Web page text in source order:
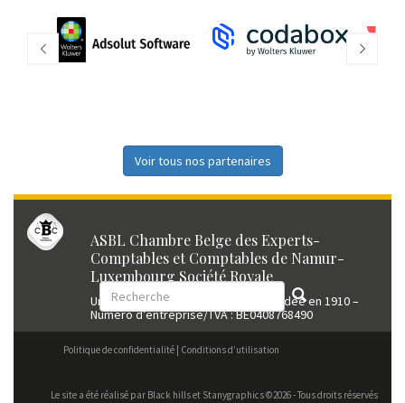
Voir tous nos partenaires
ASBL Chambre Belge des Experts-
Comptables et Comptables de Namur-
Luxembourg Société Royale
Union professionnelle reconnue fondée en 1910 –
Numéro d’entreprise/TVA : BE0408768490
Politique de confidentialité Conditions d’utilisation
Le site a été réalisé par Black hillset Stanygraphics ©2026 - Tous droits réservés